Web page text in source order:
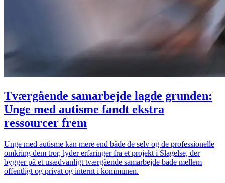
Tværgående samarbejde lagde grunden:
Unge med autisme fandt ekstra
ressourcer frem
Unge med autisme kan mere end både de selv og de professionelle
omkring dem tror, lyder erfaringer fra et projekt i Slagelse, der
bygger på et usædvanligt tværgående samarbejde både mellem
offentligt og privat og internt i kommunen.